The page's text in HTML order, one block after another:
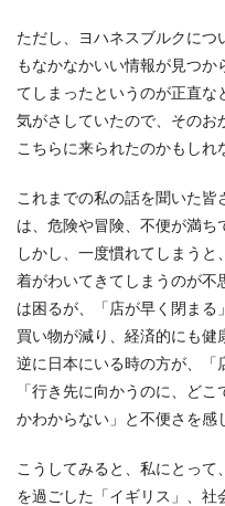
ただし、ヨハネスブルクにつ
もなかなかいい情報が見つか
てしまったというのが正直な
気がさしていたので、そのお
こちらに来られたのかもしれ
これまでの私の話を聞いた皆
は、危険や冒険、不便が満ち
しかし、一度慣れてしまう
着がわいてきてしまうのが不
は困るが、「店が早く閉まる
買い物が減り、経済的にも健
逆に日本にいる時の方が、「
「行き先に向かうのに、ど
かわからない」と不便さを感
こうしてみると、私にとっ
を過ごした「イギリス」、